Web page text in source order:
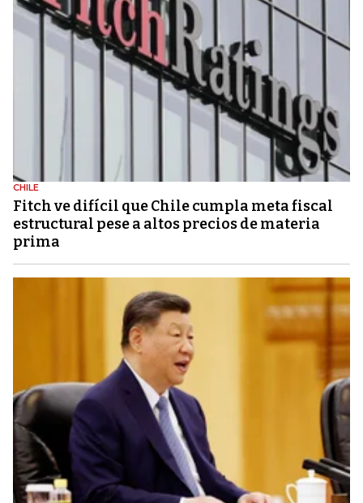
CHILE
Fitch ve difícil que Chile cumpla meta fiscal
estructural pese a altos precios de materia
prima